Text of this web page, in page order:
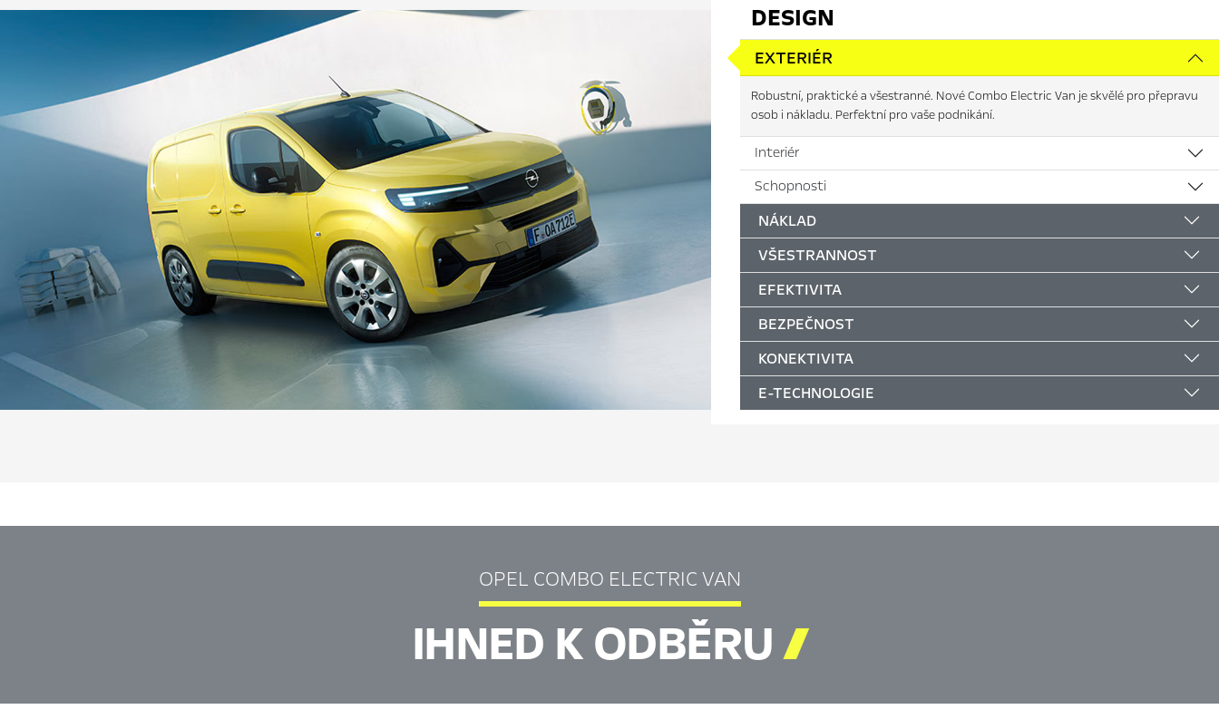
DESIGN
EXTERIÉR
Robustní, praktické a všestranné. Nové Combo Electric Van je skvělé pro přepravu
osob i nákladu. Perfektní pro vaše podnikání.
Interiér
Schopnosti
NÁKLAD
VŠESTRANNOST
EFEKTIVITA
BEZPEČNOST
KONEKTIVITA
E-TECHNOLOGIE
OPEL COMBO ELECTRIC VAN
IHNED K ODBĚRU